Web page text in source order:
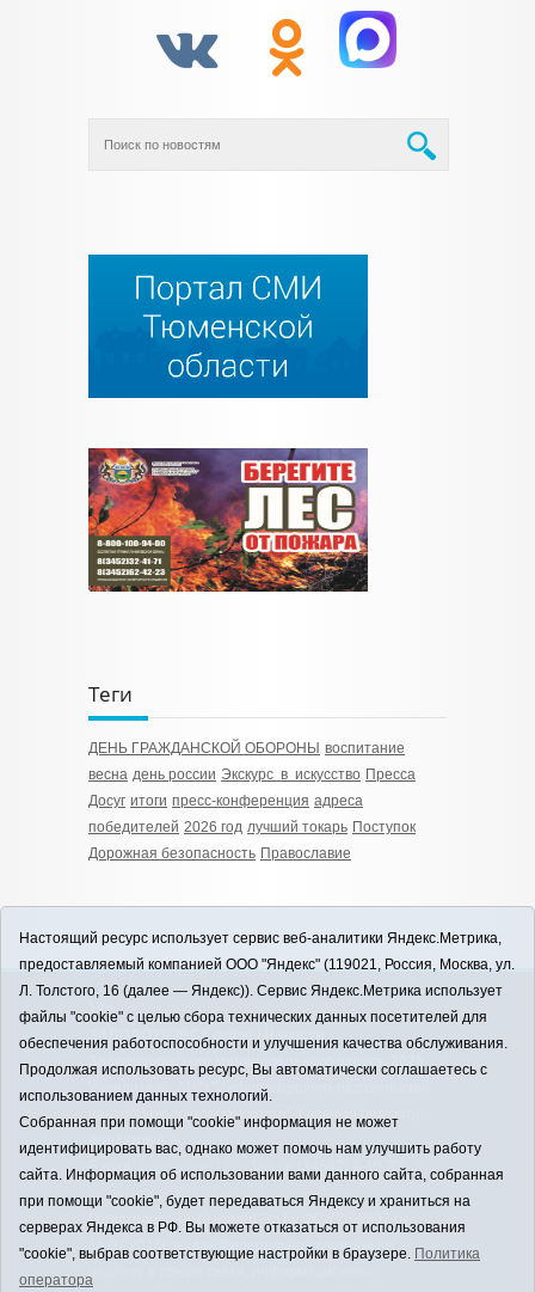
Теги
ДЕНЬ ГРАЖДАНСКОЙ ОБОРОНЫ воспитание
весна день россии Экскурс в искусство Пресса
Досуг итоги пресс-конференция адреса
победителей 2026 год лучший токарь Поступок
Дорожная безопасность Православие
12+
ЗАВОДОУКОВСК online / Новости
Заводоуковского муниципального округа, 2026
Учредитель: АНО "Информационно-издательский
центр "Заводоуковские вести". Главный редактор:
E-mail:
zavest@obl72.ru
Тел.: 8 (34542) 2-10-33
Политика оператора
Регистрационный номер Эл № ФС 77-66397 от
14.07.2016г. выдан Федеральной службой по
Настоящий ресурс использует сервис веб-аналитики Яндекс.Метрика,
предоставляемый компанией ООО "Яндекс" (119021, Россия, Москва, ул.
Л. Толстого, 16 (далее — Яндекс)). Сервис Яндекс.Метрика использует
файлы "cookie" с целью сбора технических данных посетителей для
обеспечения работоспособности и улучшения качества обслуживания.
Продолжая использовать ресурс, Вы автоматически соглашаетесь с
использованием данных технологий.
Собранная при помощи "cookie" информация не может
идентифицировать вас, однако может помочь нам улучшить работу
сайта. Информация об использовании вами данного сайта, собранная
при помощи "cookie", будет передаваться Яндексу и храниться на
серверах Яндекса в РФ. Вы можете отказаться от использования
"cookie", выбрав соответствующие настройки в браузере. Политика
оператора